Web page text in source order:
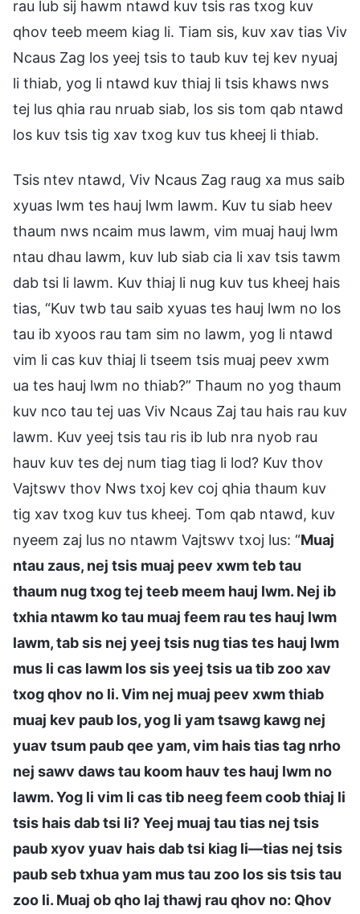
rau lub sij hawm ntawd kuv tsis ras txog kuv
qhov teeb meem kiag li. Tiam sis, kuv xav tias Viv
Ncaus Zag los yeej tsis to taub kuv tej kev nyuaj
li thiab, yog li ntawd kuv thiaj li tsis khaws nws
tej lus qhia rau nruab siab, los sis tom qab ntawd
los kuv tsis tig xav txog kuv tus kheej li thiab.
Tsis ntev ntawd, Viv Ncaus Zag raug xa mus saib
xyuas lwm tes hauj lwm lawm. Kuv tu siab heev
thaum nws ncaim mus lawm, vim muaj hauj lwm
ntau dhau lawm, kuv lub siab cia li xav tsis tawm
dab tsi li lawm. Kuv thiaj li nug kuv tus kheej hais
tias, “Kuv twb tau saib xyuas tes hauj lwm no los
tau ib xyoos rau tam sim no lawm, yog li ntawd
vim li cas kuv thiaj li tseem tsis muaj peev xwm
ua tes hauj lwm no thiab?” Thaum no yog thaum
kuv nco tau tej uas Viv Ncaus Zaj tau hais rau kuv
lawm. Kuv yeej tsis tau ris ib lub nra nyob rau
hauv kuv tes dej num tiag tiag li lod? Kuv thov
Vajtswv thov Nws txoj kev coj qhia thaum kuv
tig xav txog kuv tus kheej. Tom qab ntawd, kuv
nyeem zaj lus no ntawm Vajtswv txoj lus: “Muaj
ntau zaus, nej tsis muaj peev xwm teb tau
thaum nug txog tej teeb meem hauj lwm. Nej ib
txhia ntawm ko tau muaj feem rau tes hauj lwm
lawm, tab sis nej yeej tsis nug tias tes hauj lwm
mus li cas lawm los sis yeej tsis ua tib zoo xav
txog qhov no li. Vim nej muaj peev xwm thiab
muaj kev paub los, yog li yam tsawg kawg nej
yuav tsum paub qee yam, vim hais tias tag nrho
nej sawv daws tau koom hauv tes hauj lwm no
lawm. Yog li vim li cas tib neeg feem coob thiaj li
tsis hais dab tsi li? Yeej muaj tau tias nej tsis
paub xyov yuav hais dab tsi kiag li—tias nej tsis
paub seb txhua yam mus tau zoo los sis tsis tau
zoo li. Muaj ob qho laj thawj rau qhov no: Qhov